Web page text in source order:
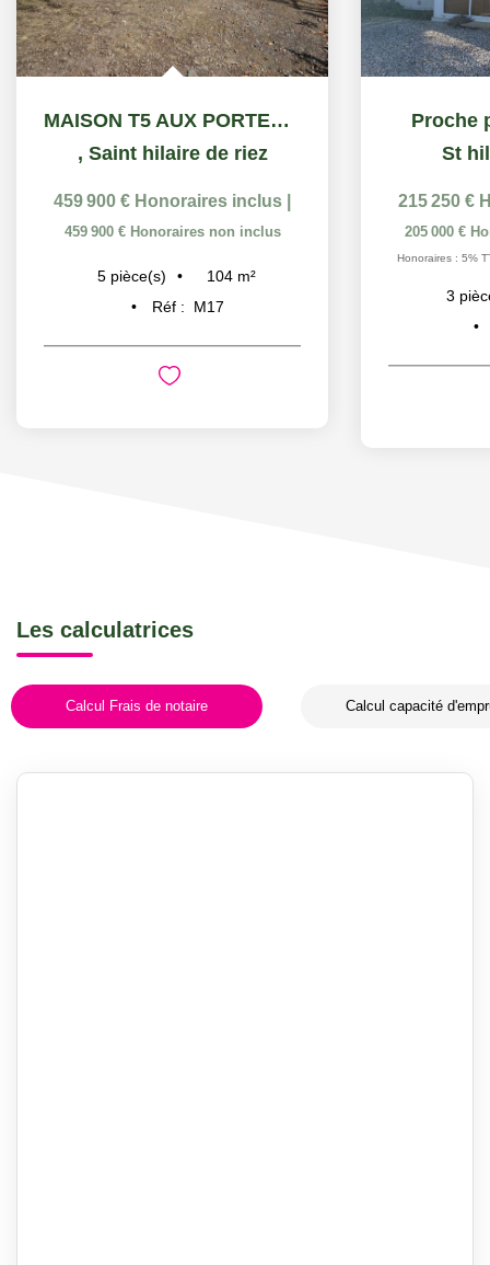
MAISON T5 AUX PORTES DE CROIX DE VIE
, Saint hilaire de riez
459 900 € Honoraires inclus
459 900 € Honoraires non inclus
5 pièce(s) 104 m²
Réf :
M17
Proche
St
215 250 €
205 000 €
Honoraires : 5%
3
Les calculatrices
Calcul Frais de notaire Calcul capacité